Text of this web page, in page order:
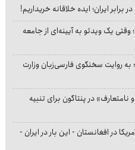
ایران؛ ایده خلاقانه خریداریم!
یک ویدئو به آیینه‌ای از جامعه
روایت سخنگوی فارسی‌زبان وزارت
در پنتاگون برای تنبیه
در افغانستان - این بار در ایران -